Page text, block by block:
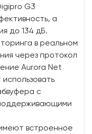
G3
а
до 134 дБ.
в реальном
через протокол
Aurora Net
с
встроенное